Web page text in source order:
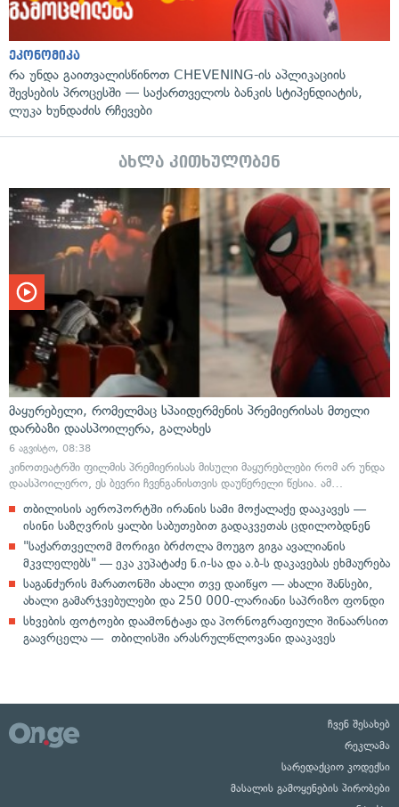
ეკონომიკა
რა უნდა გაითვალისწინოთ CHEVENING-ის აპლიკაციის
შევსების პროცესში — საქართველოს ბანკის სტიპენდიატის,
ლუკა ხუნდაძის რჩევები
ახლა კითხულობენ
მაყურებელი, რომელმაც სპაიდერმენის პრემიერისას მთელი
დარბაზი დაასპოილერა, გალახეს
6 აგვისტო, 08:38
კინოთეატრში ფილმის პრემიერისას მისული მაყურებლები რომ არ უნდა
დაასპოილერო, ეს ბევრი ჩვენგანისთვის დაუწერელი წესია. ამ…
თბილისის აეროპორტში ირანის სამი მოქალაქე დააკავეს —
ისინი საზღვრის ყალბი საბუთებით გადაკვეთას ცდილობდნენ
"საქართველომ მორიგი ბრძოლა მოუგო გიგა ავალიანის
მკვლელებს" — ეკა კუპატაძე ნ.ი-სა და ა.ბ-ს დაკავებას ეხმაურება
საგანძურის მარათონში ახალი თვე დაიწყო — ახალი შანსები,
ახალი გამარჯვებულები და 250 000-ლარიანი საპრიზო ფონდი
სხვების ფოტოები დაამონტაჟა და პორნოგრაფიული შინაარსით
გაავრცელა — თბილისში არასრულწლოვანი დააკავეს
ჩვენ შესახებ
რეკლამა
სარედაქციო კოდექსი
მასალის გამოყენების პირობები